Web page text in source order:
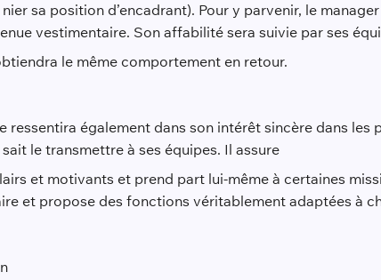
sa position d’encadrant). Pour y parvenir, le
vestimentaire. Son affabilité sera suivie par ses
le même comportement en retour.
ressentira également dans son intérêt sincère dans
le transmettre à ses équipes. Il assure
et motivants et prend part lui-même à certaines
et propose des fonctions véritablement adaptées à